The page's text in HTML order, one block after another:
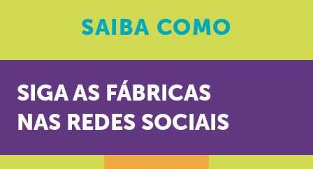
SAIBA COMO
SIGA AS FÁBRICAS
NAS REDES SOCIAIS